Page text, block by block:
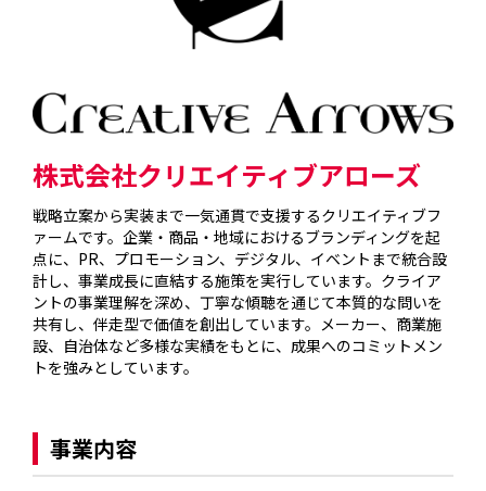
株式会社クリエイティブアローズ
戦略立案から実装まで一気通貫で支援するクリエイティブフ
ァームです。企業・商品・地域におけるブランディングを起
点に、PR、プロモーション、デジタル、イベントまで統合設
計し、事業成長に直結する施策を実行しています。クライア
ントの事業理解を深め、丁寧な傾聴を通じて本質的な問いを
共有し、伴走型で価値を創出しています。メーカー、商業施
設、自治体など多様な実績をもとに、成果へのコミットメン
トを強みとしています。
事業内容